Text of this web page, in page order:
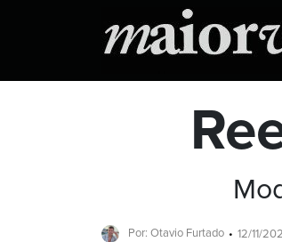
Por: Otavio Furtado 12/11/